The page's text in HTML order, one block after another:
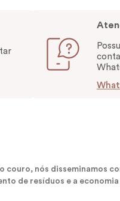
couro, nós disseminamos
de resíduos e a